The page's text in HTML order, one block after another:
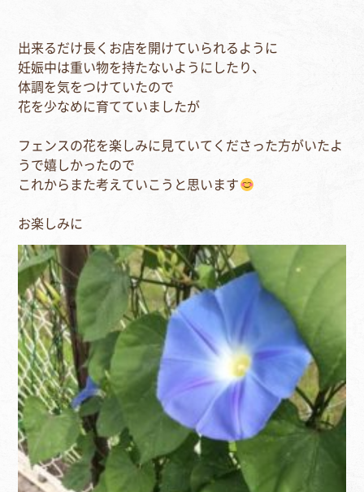
出来るだけ長くお店を開けていられるように⁣
妊娠中は重い物を持たないようにしたり、⁣
体調を気をつけていたので⁣
花を少なめに育てていましたが⁣
フェンスの花を楽しみに見ていてくださった方がいたよ
うで嬉しかったので⁣
これからまた考えていこうと思います
お楽しみに⁣